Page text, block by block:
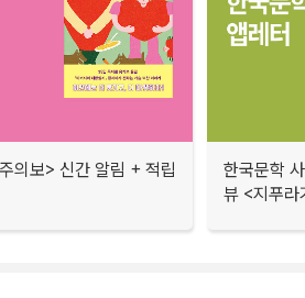
의보> 신간 알림 + 적립
한국문학
뷰 <지푸라